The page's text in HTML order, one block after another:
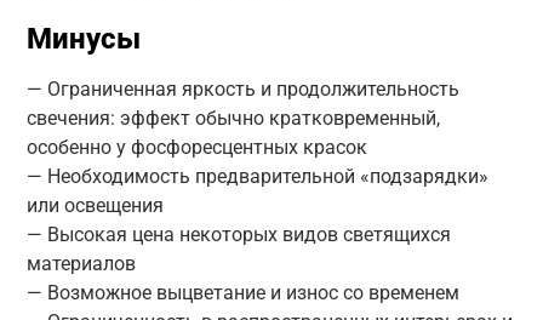
Минусы
— Ограниченная яркость и продолжительность
свечения: эффект обычно кратковременный,
особенно у фосфоресцентных красок
— Необходимость предварительной «подзарядки»
или освещения
— Высокая цена некоторых видов светящихся
материалов
— Возможное выцветание и износ со временем